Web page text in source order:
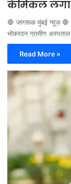
केमिकल लगा
🛑 जागरूक मुंबई न्यूज़ 🛑
भोकरदन ग्रामीण
Read More »